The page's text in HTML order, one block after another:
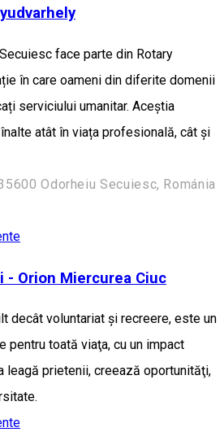
face parte din Rotary
în care oameni din diferite domenii
serviciului umanitar. Aceștia
atât în viața profesională, cât și
Odorheiu Secuiesc, Románia
- Orion Miercurea Ciuc
decât voluntariat şi recreere, este un
pentru toată viaţa, cu un impact
leagă prietenii, creează oportunităţi,